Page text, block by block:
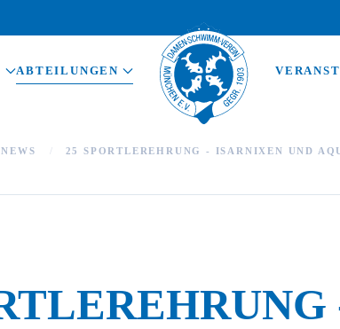
ABTEILUNGEN
25 SPORTLEREHRUNG - ISARNIXEN UND